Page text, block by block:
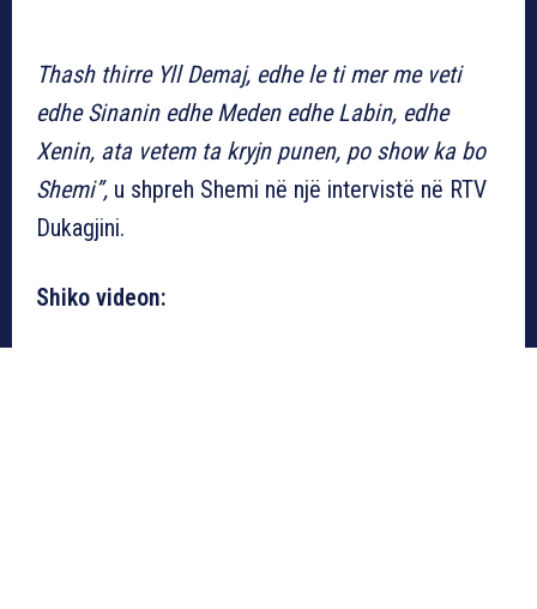
Thash thirre Yll Demaj, edhe le ti mer me veti
edhe Sinanin edhe Meden edhe Labin, edhe
Xenin, ata vetem ta kryjn punen, po show ka bo
Shemi”, u shpreh Shemi në një intervistë në RTV
Dukagjini.
Shiko videon: